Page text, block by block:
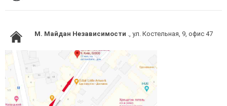
M. Майдан Независимости ., ул. Костельная, 9, офис 47